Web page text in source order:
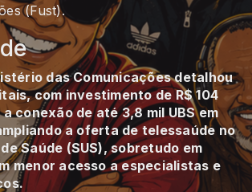
(Fust).
das Comunicações detalhou
com investimento de R$ 104
conexão de até 3,8 mil UBS em
a oferta de telessaúde no
Saúde (SUS), sobretudo em
menor acesso a especialistas e